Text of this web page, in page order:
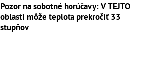
Pozor na sobotné horúčavy: V TEJTO
oblasti môže teplota prekročiť 33
stupňov